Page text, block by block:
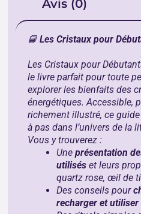
Avis (0)
📘Les Cristaux pour
Les Cristaux pour
le livre parfait pour toute
explorer les bienfaits des
énergétiques. Accessible,
richement illustré, ce
à pas dans l’univers de la
Vous y trouverez :
Uneprésentation
utilisés et leurs
quartz rose, œil de
Des conseils pour
recharger et